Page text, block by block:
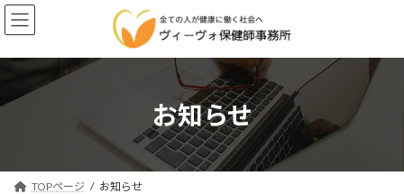
コ
ン
ン
へ
プ
ナ
ビ
ー
ョ
動
お知らせ
TOPページ お知らせ